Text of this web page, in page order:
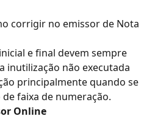
corrigir no emissor de Nota
e final devem sempre
inutilização não executada
principalmente quando se
faixa de numeração.
Online